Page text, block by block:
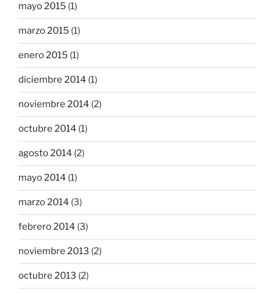
mayo 2015 (1)
marzo 2015 (1)
enero 2015 (1)
diciembre 2014 (1)
noviembre 2014 (2)
octubre 2014 (1)
agosto 2014 (2)
mayo 2014 (1)
marzo 2014 (3)
febrero 2014 (3)
noviembre 2013 (2)
octubre 2013 (2)